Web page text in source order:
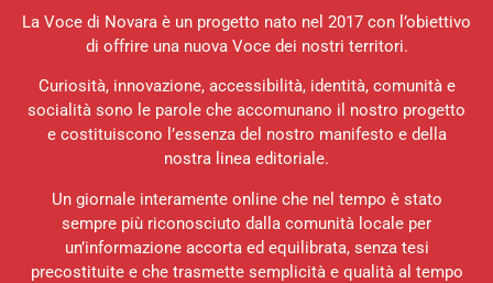
La Voce di Novara è un progetto nato nel 2017 con l’obiettivo
di offrire una nuova Voce dei nostri territori.
Curiosità, innovazione, accessibilità, identità, comunità e
socialità sono le parole che accomunano il nostro progetto
e costituiscono l’essenza del nostro manifesto e della
nostra linea editoriale.
Un giornale interamente online che nel tempo è stato
sempre più riconosciuto dalla comunità locale per
un’informazione accorta ed equilibrata, senza tesi
precostituite e che trasmette semplicità e qualità al tempo